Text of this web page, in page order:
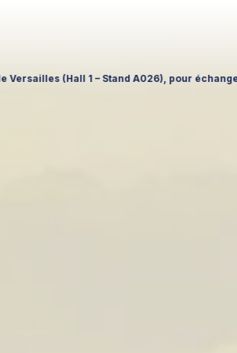
projets, découvrir nos nouveautés et